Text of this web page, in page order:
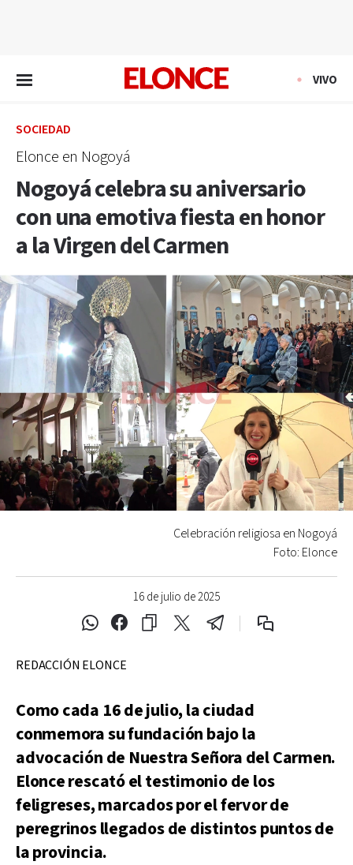
VIVO
SOCIEDAD
Elonce en Nogoyá
Nogoyá celebra su aniversario
con una emotiva fiesta en honor
a la Virgen del Carmen
16 de julio de 2025
Celebración religiosa en Nogoyá
Foto: Elonce
REDACCIÓN ELONCE
Como cada 16 de julio, la ciudad
conmemora su fundación bajo la
advocación de Nuestra Señora del Carmen.
Elonce rescató el testimonio de los
feligreses, marcados por el fervor de
peregrinos llegados de distintos puntos de
la provincia.